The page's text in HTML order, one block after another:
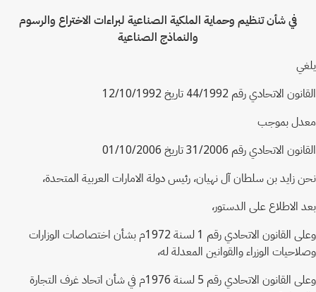
في شأن تنظيم وحماية الملكية الصناعية لبراءات الاختراع والرسوم
والنماذج الصناعية
يلغي
القانون الاتحادي رقم 44/1992 تاريخ 12/10/1992
معدل بموجب
القانون الاتحادي رقم 31/2006 تاريخ 01/10/2006
نحن زايد بن سلطان آل نهيان، رئيس دولة الامارات العربية المتحدة،
بعد الاطلاع على الدستور،
وعلى القانون الاتحادي رقم 1 لسنة 1972م بشأن اختصاصات الوزارات
وصلاحيات الوزراء والقوانين المعدلة له،
وعلى القانون الاتحادي رقم 5 لسنة 1976م في شأن اتحاد غرف التجارة